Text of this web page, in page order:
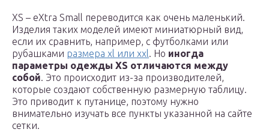
XS – eXtra Small переводится как очень маленький.
Изделия таких моделей имеют миниатюрный вид,
если их сравнить, например, с футболками или
рубашками размера xl или xxl. Но иногда
параметры одежды XS отличаются между
собой. Это происходит из-за производителей,
которые создают собственную размерную таблицу.
Это приводит к путанице, поэтому нужно
внимательно изучать все пункты указанной на сайте
сетки.